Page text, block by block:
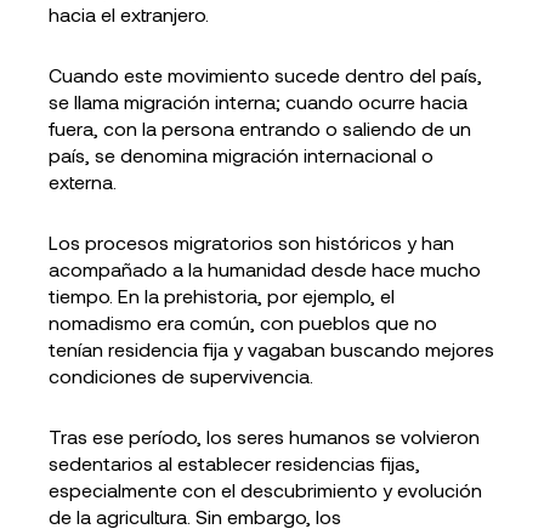
hacia el extranjero.
Cuando este movimiento sucede dentro del país,
se llama migración interna; cuando ocurre hacia
fuera, con la persona entrando o saliendo de un
país, se denomina migración internacional o
externa.
Los procesos migratorios son históricos y han
acompañado a la humanidad desde hace mucho
tiempo. En la prehistoria, por ejemplo, el
nomadismo era común, con pueblos que no
tenían residencia fija y vagaban buscando mejores
condiciones de supervivencia.
Tras ese período, los seres humanos se volvieron
sedentarios al establecer residencias fijas,
especialmente con el descubrimiento y evolución
de la agricultura. Sin embargo, los